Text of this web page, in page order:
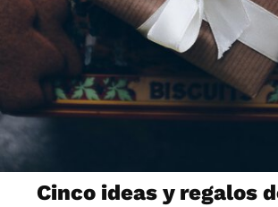
Cinco ideas y regalos